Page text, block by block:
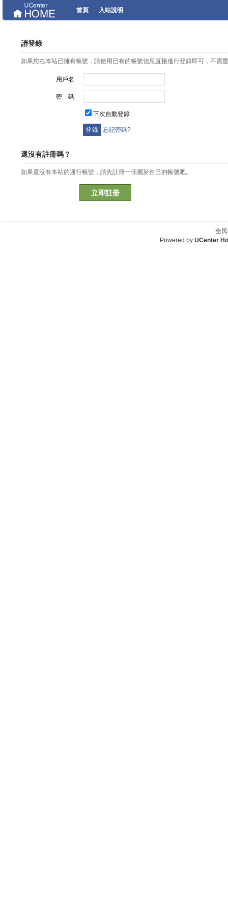
首頁 入站說明
請登錄
如果您在本站已擁有帳號，請使用已有的帳號信息直接進行登錄即可，不需
用戶名
密 碼
下次自動登錄
忘記密碼?
還沒有註冊嗎？
如果還沒有本站的通行帳號，請先註冊一個屬於自己的帳號吧。
立即註冊
全
Powered by UCenter